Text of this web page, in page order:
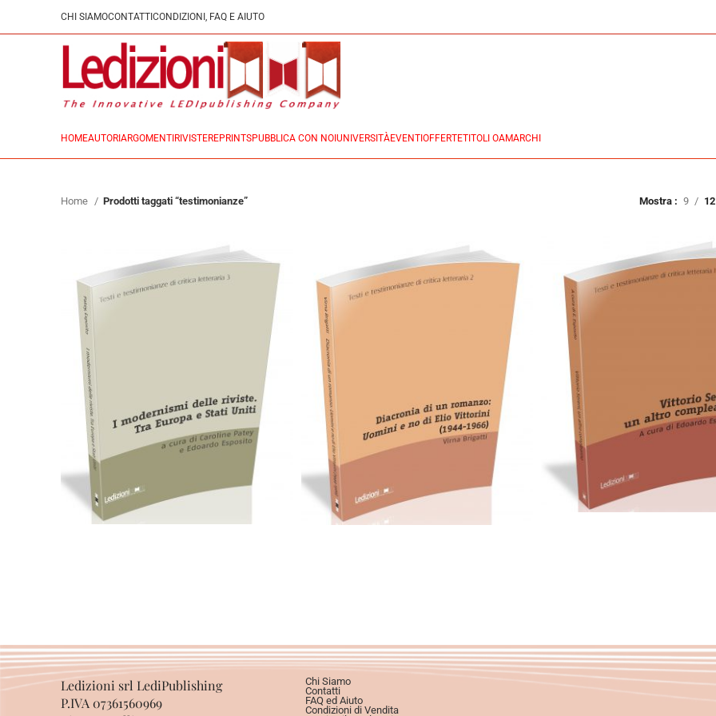
CHI SIAMOCONTATTI CONDIZIONI, FAQ E AIUTO
HOMEAUTORI ARGOMENTI RIVISTEREPRINTSPUBBLICA CON NOI UNIVERSITÀEVENTI OFFERTETITOLI OAMARCHI
Home Prodotti taggati “testimonianze” Mostra 9 12
eBook in PDF
0,00€ 28,00€
Scegli
CartaceoeBook in ePub
eBook in PDF
0,00
Scegli
eBook in
eBook in PDF
0,00€ 28,00€
Ledizioni srl LediPublishing
P.IVA 07361560969
Chi Siamo
Contatti
FAQ ed Aiuto
Condizioni di Vendita